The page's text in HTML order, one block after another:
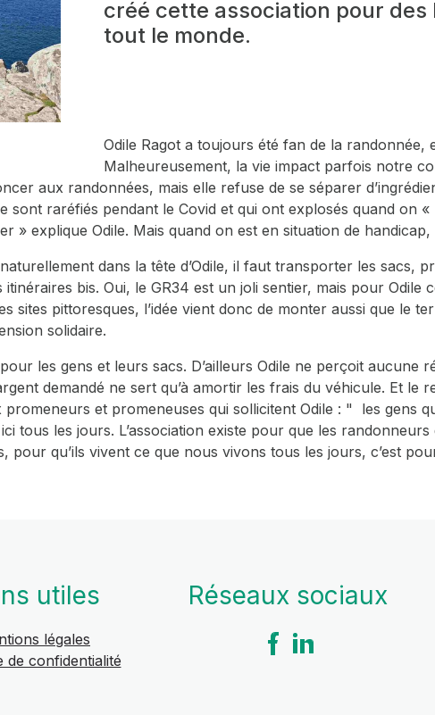
créé cette association pour des
tout le monde.
Odile Ragot a toujours été fan de la randonnée,
Malheureusement, la vie impact parfois notre
aux randonnées, mais elle refuse de se séparer
sont raréfiés pendant le Covid et qui ont explosés quand on
» explique Odile. Mais quand on est en situation de handicap,
dans la tête d’Odile, il faut transporter les sacs,
bis. Oui, le GR34 est un joli sentier, mais pour Odile
sites pittoresques, l’idée vient donc de monter aussi que le
solidaire.
les gens et leurs sacs. D’ailleurs Odile ne perçoit aucune
demandé ne sert qu’à amortir les frais du véhicule. Et le
et promeneuses qui sollicitent Odile : " les gens
tous les jours. L’association existe pour que les
pour qu’ils vivent ce que nous vivons tous les jours, c’est
utiles
légales
de confidentialité
Réseaux sociaux